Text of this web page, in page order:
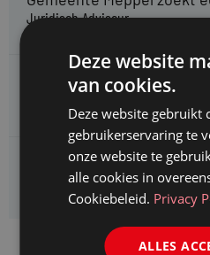
Juridisch Adviseur
CAOP zoekt een
Kifid zoekt een
Jurist- secretaris
Deze website
van cookies.
Deze website gebruikt
gebruikerservaring te
onze website te
alle cookies in
Cookiebeleid. Privacy
ALLES